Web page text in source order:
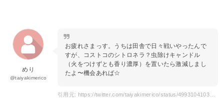
めり
@taiyakimerico
お疲れさまっす。うちは田舎で日々戦いやったんで
すが、コストコのシトロネラ？虫除けキャンドル
（火をつけずとも香り濃厚）を置いたら激減しまし
たよ〜機会あれば☆
引用元: https://twitter.com/taiyakimerico/status/499310410386796544